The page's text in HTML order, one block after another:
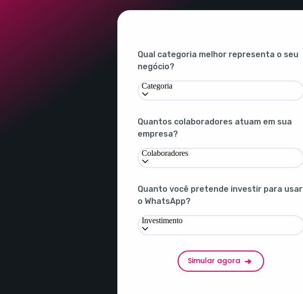
Qual categoria melhor representa o seu
negócio?
Categoria
Quantos colaboradores atuam em sua
empresa?
Colaboradores
Quanto você pretende investir para usar
o WhatsApp?
Investimento
Simular agora